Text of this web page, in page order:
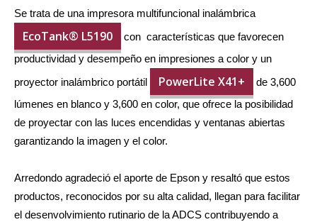
Se trata de una impresora multifuncional inalámbrica
EcoTank® L5190
con características que favorecen
productividad y desempeño en impresiones a color y un
proyector inalámbrico portátil
PowerLite X41+
de 3,600
lúmenes en blanco y 3,600 en color, que ofrece la posibilidad
de proyectar con las luces encendidas y ventanas abiertas
garantizando la imagen y el color.
Arredondo agradeció el aporte de Epson y resaltó que estos
productos, reconocidos por su alta calidad, llegan para facilitar
el desenvolvimiento rutinario de la ADCS contribuyendo a